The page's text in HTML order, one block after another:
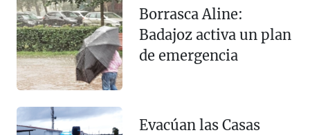
Borrasca Aline:
Badajoz activa un plan
de emergencia
Evacúan las Casas